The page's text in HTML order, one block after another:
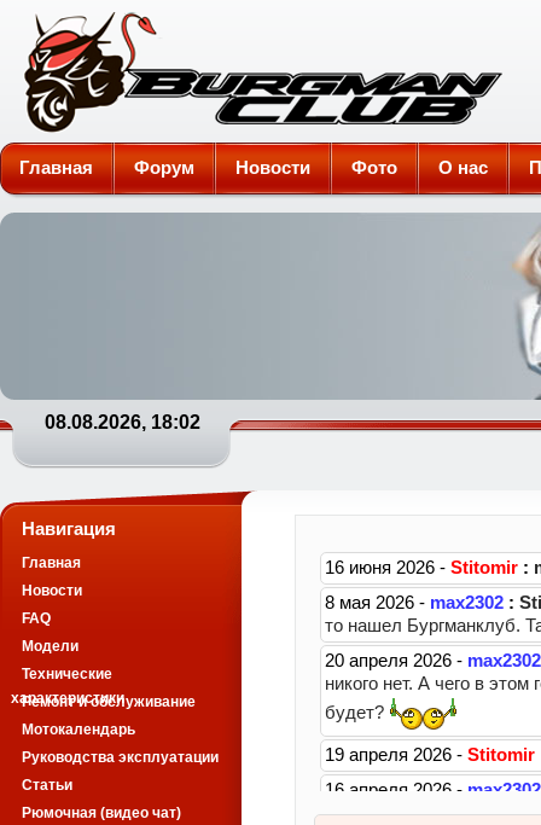
Burgman-Club
Главная Форум Новости Фото О нас
08.08.2026, 18:02
Навигация
Главная
Новости
FAQ
Модели
Технические
характеристики
Ремонт и обслуживание
Мотокалендарь
Руководства эксплуатации
Статьи
Рюмочная (видео чат)